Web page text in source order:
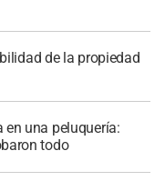
de la propiedad
una peluquería:
todo